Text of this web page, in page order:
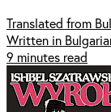
Translated from
Written in
9 minutes read